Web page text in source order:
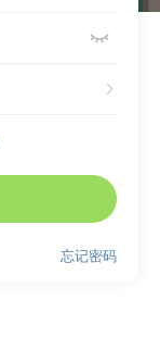


忘记密码